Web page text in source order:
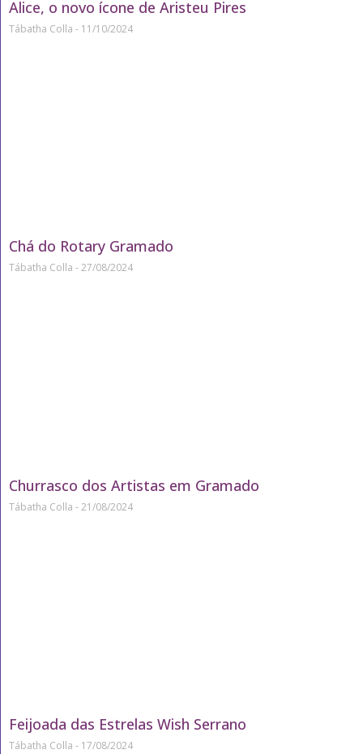
Alice, o novo ícone de Aristeu Pires
Tábatha Colla 11/10/2024
Chá do Rotary Gramado
Tábatha Colla 27/08/2024
Churrasco dos Artistas em Gramado
Tábatha Colla 21/08/2024
Feijoada das Estrelas Wish Serrano
Tábatha Colla 17/08/2024